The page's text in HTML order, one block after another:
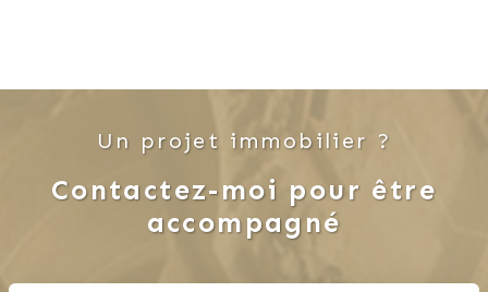
Un projet immobilier ?
Contactez-moi pour être
accompagné